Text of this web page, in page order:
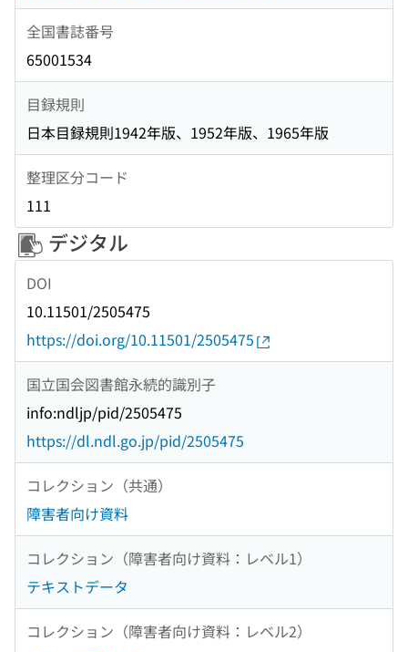
全国書誌番号
65001534
目録規則
日本目録規則1942年版、1952年版、1965年版
整理区分コード
111
デジタル
DOI
10.11501/2505475
https://doi.org/10.11501/2505475
国立国会図書館永続的識別子
info:ndljp/pid/2505475
https://dl.ndl.go.jp/pid/2505475
コレクション（共通）
障害者向け資料
コレクション（障害者向け資料：レベル1）
テキストデータ
コレクション（障害者向け資料：レベル2）